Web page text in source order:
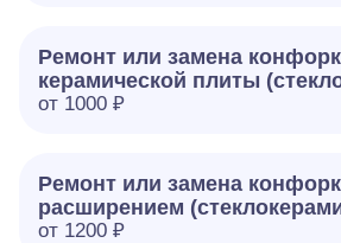
Ремонт или замена
керамической плиты
от 1000 ₽
Ремонт или замена
расширением
от 1200 ₽